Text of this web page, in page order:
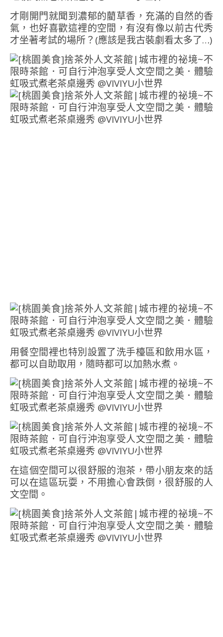
才剛開門就聞到濃郁的藺草香，充滿的自然的香
氣，也好喜歡這裡的空間，有沒有像以前古代秀
才坐著考試的場所？(應該是我古裝劇看太多了…)
用餐空間裡也特別設置了洗手檯區和飲用水區，
都可以自助取用，隨時都可以加熱水煮。
在這個空間可以很舒服的泡茶，帶小朋友來的話
可以在這區玩耍，不用擔心會跌倒，很舒服的人
文空間。